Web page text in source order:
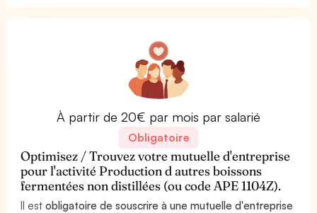
À partir de 20€ par mois par salarié
Obligatoire
Optimisez / Trouvez votre mutuelle d'entreprise
pour l'activité Production d autres boissons
fermentées non distillées (ou code APE 1104Z).
Il estobligatoire de souscrire à une mutuelle d'entreprise